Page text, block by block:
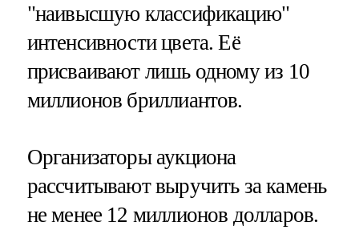
"наивысшую классификацию"
интенсивности цвета. Её
присваивают лишь одному из 10
миллионов бриллиантов.
Организаторы аукциона
рассчитывают выручить за камень
не менее 12 миллионов долларов.